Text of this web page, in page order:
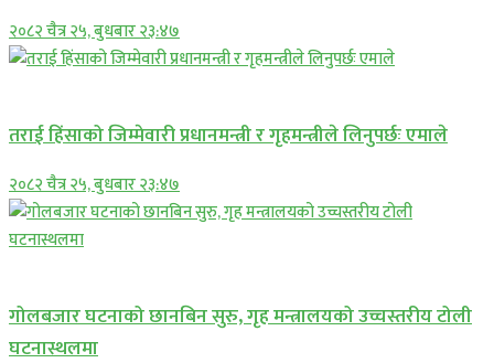
२०८२ चैत्र २५, बुधबार २३:४७
तराई हिंसाको जिम्मेवारी प्रधानमन्त्री र गृहमन्त्रीले लिनुपर्छः एमाले
२०८२ चैत्र २५, बुधबार २३:४७
गोलबजार घटनाको छानबिन सुरु, गृह मन्त्रालयको उच्चस्तरीय टोली
घटनास्थलमा